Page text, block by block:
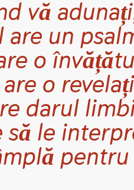
vă
are un
o
o
darul
să le